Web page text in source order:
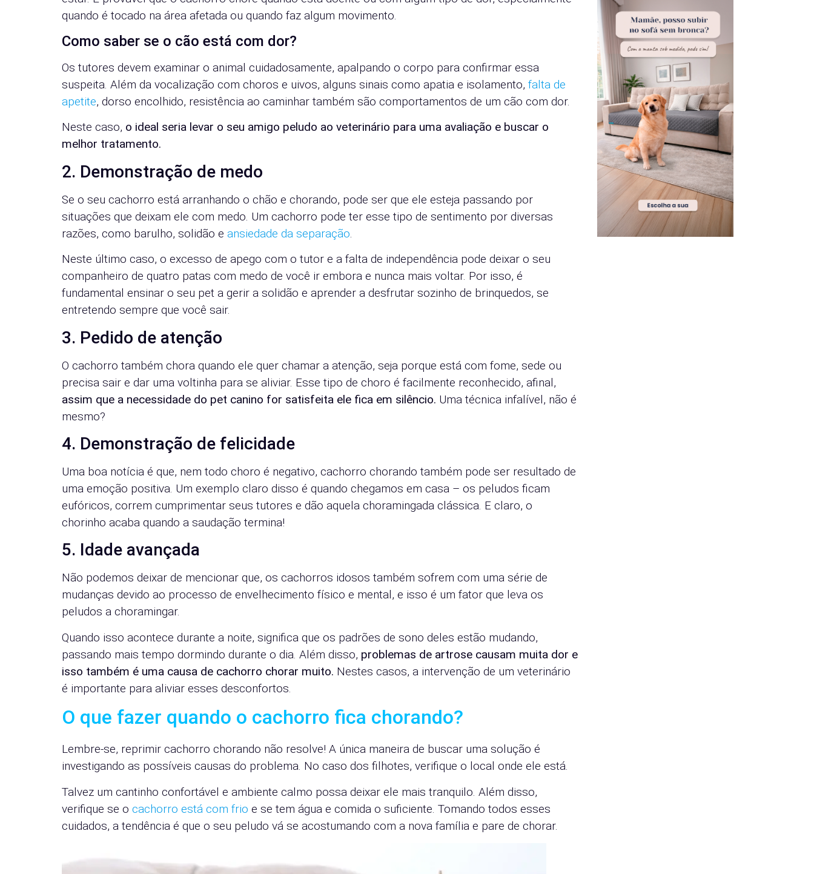
quando é tocado na área afetada ou quando faz algum movimento.
Como saber se o cão está com dor?
Os tutores devem examinar o animal cuidadosamente, apalpando o corpo para confirmar essa
suspeita. Além da vocalização com choros e uivos, alguns sinais como apatia e isolamento, falta de
apetite, dorso encolhido, resistência ao caminhar também são comportamentos de um cão com dor.
Neste caso, o ideal seria levar o seu amigo peludo ao veterinário para uma avaliação e buscar o
melhor tratamento.
2. Demonstração de medo
Se o seu cachorro está arranhando o chão e chorando, pode ser que ele esteja passando por
situações que deixam ele com medo. Um cachorro pode ter esse tipo de sentimento por diversas
razões, como barulho, solidão e ansiedade da separação.
Neste último caso, o excesso de apego com o tutor e a falta de independência pode deixar o seu
companheiro de quatro patas com medo de você ir embora e nunca mais voltar. Por isso, é
fundamental ensinar o seu pet a gerir a solidão e aprender a desfrutar sozinho de brinquedos, se
entretendo sempre que você sair.
3. Pedido de atenção
O cachorro também chora quando ele quer chamar a atenção, seja porque está com fome, sede ou
precisa sair e dar uma voltinha para se aliviar. Esse tipo de choro é facilmente reconhecido, afinal,
assim que a necessidade do pet canino for satisfeita ele fica em silêncio. Uma técnica infalível, não é
mesmo?
4. Demonstração de felicidade
Uma boa notícia é que, nem todo choro é negativo, cachorro chorando também pode ser resultado de
uma emoção positiva. Um exemplo claro disso é quando chegamos em casa – os peludos ficam
eufóricos, correm cumprimentar seus tutores e dão aquela choramingada clássica. E claro, o
chorinho acaba quando a saudação termina!
5. Idade avançada
Não podemos deixar de mencionar que, os cachorros idosos também sofrem com uma série de
mudanças devido ao processo de envelhecimento físico e mental, e isso é um fator que leva os
peludos a choramingar.
Quando isso acontece durante a noite, significa que os padrões de sono deles estão mudando,
passando mais tempo dormindo durante o dia. Além disso, problemas de artrose causam muita dor e
isso também é uma causa de cachorro chorar muito. Nestes casos, a intervenção de um veterinário
é importante para aliviar esses desconfortos.
O que fazer quando o cachorro fica chorando?
Lembre-se, reprimir cachorro chorando não resolve! A única maneira de buscar uma solução é
investigando as possíveis causas do problema. No caso dos filhotes, verifique o local onde ele está.
Talvez um cantinho confortável e ambiente calmo possa deixar ele mais tranquilo. Além disso,
verifique se o cachorro está com frio e se tem água e comida o suficiente. Tomando todos esses
cuidados, a tendência é que o seu peludo vá se acostumando com a nova família e pare de chorar.